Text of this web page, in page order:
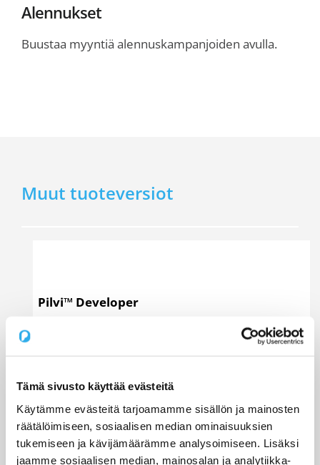
Tämä sivusto käyttää evästeitä
Käytämme evästeitä tarjoamamme sisällön ja mainosten
räätälöimiseen, sosiaalisen median ominaisuuksien
tukemiseen ja kävijämäärämme analysoimiseen. Lisäksi
jaamme sosiaalisen median, mainosalan ja analytiikka-
Alennukset
Buustaa myyntiä alennuskampanjoiden avulla.
Muut tuoteversiot
Pilvi™ Developer
Ilmainen
Aloita verkkomyynti ilman käynnistyskuluja!
Upotettavat tuotekortit
Optimoitu Trial-prosessi